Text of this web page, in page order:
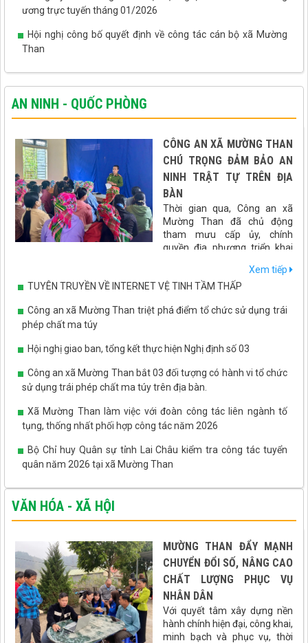
ương trực tuyến tháng 01/2026
Hội nghị công bố quyết định về công tác cán bộ xã Mường
Than
AN NINH - QUỐC PHÒNG
CÔNG AN XÃ MƯỜNG THAN
CHÚ TRỌNG ĐẢM BẢO AN
NINH TRẬT TỰ TRÊN ĐỊA
BÀN
Thời gian qua, Công an xã
Mường Than đã chủ động
tham mưu cấp ủy, chính
quyền địa phương triển khai
đảm trật tự an toàn xã hội, góp phần tạo môi trường ổn định để
phát triển kinh tế - xã hội trên địa bàn.
Xem tiếp
TUYÊN TRUYỀN VỀ INTERNET VỆ TINH TẦM THẤP
Công an xã Mường Than triệt phá điểm tổ chức sử dụng trái
phép chất ma túy
Hội nghị giao ban, tổng kết thực hiện Nghị định số 03
Công an xã Mường Than bắt 03 đối tượng có hành vi tổ chức
sử dụng trái phép chất ma túy trên địa bàn.
Xã Mường Than làm việc với đoàn công tác liên ngành tố
tụng, thống nhất phối hợp công tác năm 2026
Bộ Chỉ huy Quân sự tỉnh Lai Châu kiểm tra công tác tuyển
quân năm 2026 tại xã Mường Than
VĂN HÓA - XÃ HỘI
MƯỜNG THAN ĐẨY MẠNH
CHUYỂN ĐỔI SỐ, NÂNG CAO
CHẤT LƯỢNG PHỤC VỤ
NHÂN DÂN
Với quyết tâm xây dựng nền
hành chính hiện đại, công khai,
minh bạch và phục vụ, thời